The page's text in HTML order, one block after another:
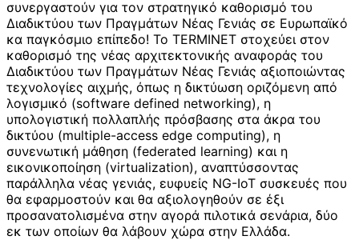
συνεργαστούν για τον στρατηγικό καθορισμό του
Διαδικτύου των Πραγμάτων Νέας Γενιάς σε Ευρωπαϊκό
κα παγκόσμιο επίπεδο! Το TERMINET στοχεύει στον
καθορισμό της νέας αρχιτεκτονικής αναφοράς του
Διαδικτύου των Πραγμάτων Νέας Γενιάς αξιοποιώντας
τεχνολογίες αιχμής, όπως η δικτύωση οριζόμενη από
λογισμικό (software defined networking), η
υπολογιστική πολλαπλής πρόσβασης στα άκρα του
δικτύου (multiple-access edge computing), η
συνενωτική μάθηση (federated learning) και η
εικονικοποίηση (virtualization), αναπτύσσοντας
παράλληλα νέας γενιάς, ευφυείς NG-IoT συσκευές που
θα εφαρμοστούν και θα αξιολογηθούν σε έξι
προσανατολισμένα στην αγορά πιλοτικά σενάρια, δύο
εκ των οποίων θα λάβουν χώρα στην Ελλάδα.